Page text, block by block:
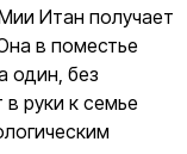
Итан получает
в поместье
один, без
руки к семье